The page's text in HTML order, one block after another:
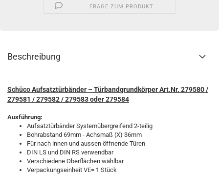
FRAGE ZUM PRODUKT
Beschreibung
Schüco Aufsatztürbänder – Türbandgrundkörper Art.Nr. 279580 /
279581 / 279582 / 279583 oder 279584
Ausführung:
Aufsatztürbänder Systemübergreifend 2-teilig
Bohrabstand 69mm - Achsmaß (X) 36mm
Für nach innen und aussen öffnende Türen
DIN LS und DIN RS verwendbar
Verschiedene Oberflächen wählbar
Verpackungseinheit VE= 1 Stück